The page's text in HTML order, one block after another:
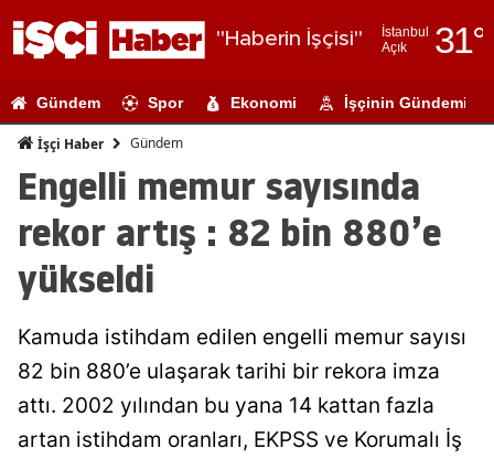
"Haberin İşçisi"
İstanbul
Açık
31°
Adıyaman
Ağrı
Amasya
Antalya
Artvin
Aydın
Gündem Spor Ekonomi İşçinin Gündemi
İşçi Haber Gündem
Engelli memur sayısında
rekor artış : 82 bin 880’e
yükseldi
Kamuda istihdam edilen engelli memur sayısı
82 bin 880’e ulaşarak tarihi bir rekora imza
attı. 2002 yılından bu yana 14 kattan fazla
artan istihdam oranları, EKPSS ve Korumalı İş